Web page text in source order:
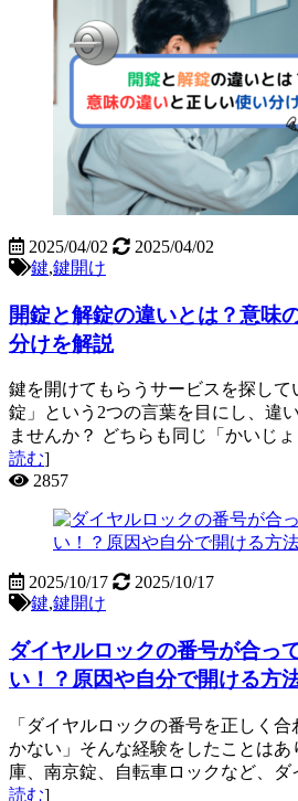
2025/04/02
2025/04/02
鍵,鍵開け
開錠と解錠の違いとは？意味
分けを解説
鍵を開けてもらうサービスを探し
錠」という2つの言葉を目にし、違
ませんか？ どちらも同じ「かいじ
読む]
2857
2025/10/17
2025/10/17
鍵,鍵開け
ダイヤルロックの番号が合っ
い！？原因や自分で開ける方
「ダイヤルロックの番号を正しく
かない」そんな経験をしたことは
庫、南京錠、自転車ロックなど、
読む]